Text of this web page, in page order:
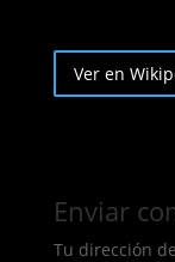
Ver en
Enviar
Tu dirección